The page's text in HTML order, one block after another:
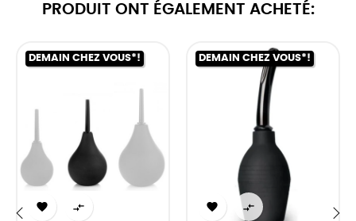
PRODUIT ONT ÉGALEMENT ACHETÉ:
DEMAIN CHEZ VOUS*!
 
DEMAIN CHEZ VOUS*!
 